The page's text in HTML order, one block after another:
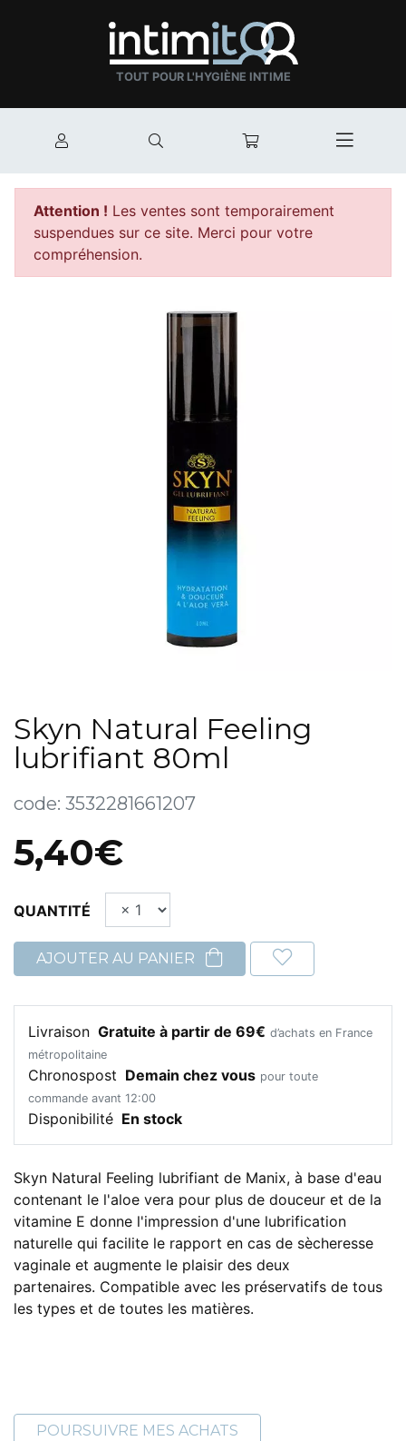
TOUT POUR L'HYGIÈNE INTIME
Mon compte Mon panier
Attention ! Les ventes sont temporairement
suspendues sur ce site. Merci pour votre
compréhension.
Skyn Natural Feeling
lubrifiant 80ml
code: 3532281661207
5,40€
QUANTITÉ
AJOUTER AU PANIER
Livraison Gratuite à partir de 69€ d’achats en France
métropolitaine
Chronospost Demain chez vous pour toute
commande avant 12:00
Disponibilité En stock
Skyn Natural Feeling lubrifiant de Manix, à base d'eau
contenant le l'aloe vera pour plus de douceur et de la
vitamine E donne l'impression d'une lubrification
naturelle qui facilite le rapport en cas de sècheresse
vaginale et augmente le plaisir des deux
partenaires. Compatible avec les préservatifs de tous
les types et de toutes les matières.
POURSUIVRE MES ACHATS